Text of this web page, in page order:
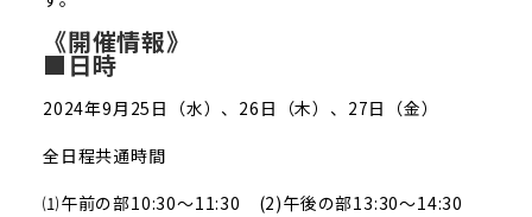
《開催情報》
■日時
2024年9月25日（水）、26日（木）、27日（金）
全日程共通時間
⑴午前の部10:30～11:30 (2)午後の部13:30～14:30